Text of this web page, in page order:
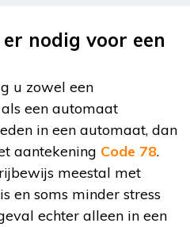
nodig voor een
u zowel een
een automaat
in een automaat, dan
aantekening Code 78.
meestal met
en soms minder stress
echter alleen in een